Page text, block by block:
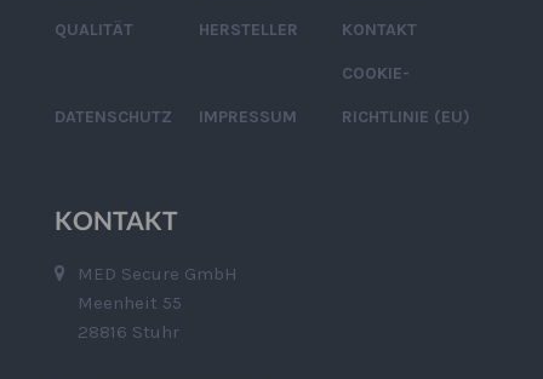
QUALITÄT HERSTELLER KONTAKT
DATENSCHUTZ IMPRESSUM
COOKIE-
RICHTLINIE (EU)
KONTAKT
MED Secure GmbH
Meenheit 55
28816 Stuhr